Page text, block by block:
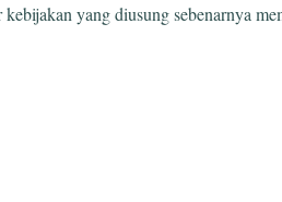
yang diusung sebenarnya